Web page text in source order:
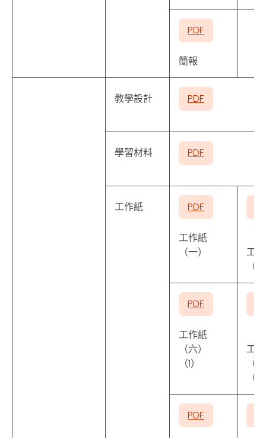
PDF
簡報
教學設計 PDF
學習材料 PDF
工作紙 PDF
工作紙
（一）
工
（
PDF
工作紙
（六）
（1）
工
（
（
PDF